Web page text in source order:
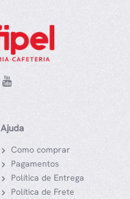
Ajuda
Como comprar
Pagamentos
Política de Entrega
Política de Frete